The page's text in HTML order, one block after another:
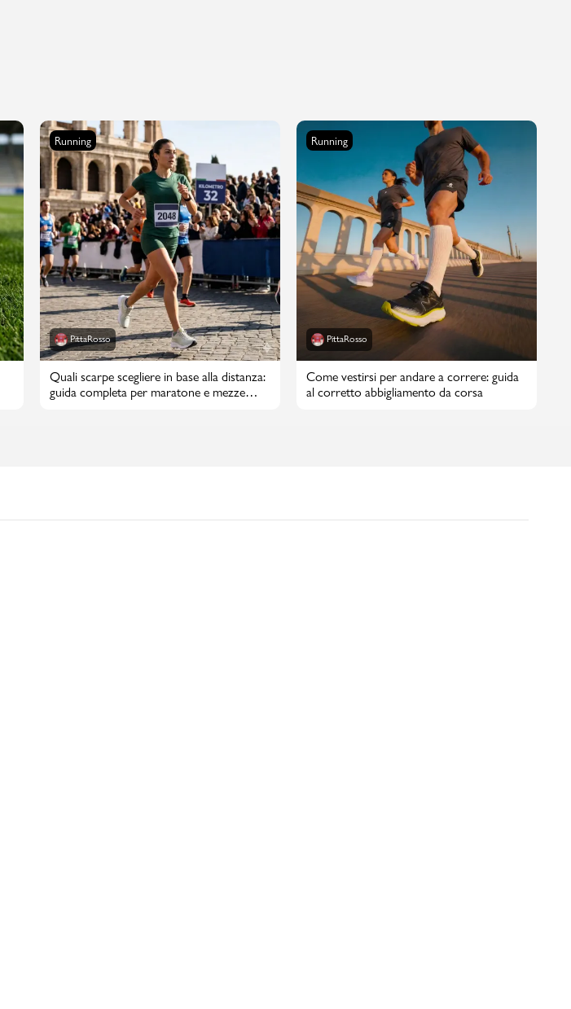
Running
PittaRosso
Quali scarpe scegliere in base alla distanza:
guida completa per maratone e mezze
Running
PittaRosso
Come vestirsi per andare a correre: guida
al corretto abbigliamento da corsa